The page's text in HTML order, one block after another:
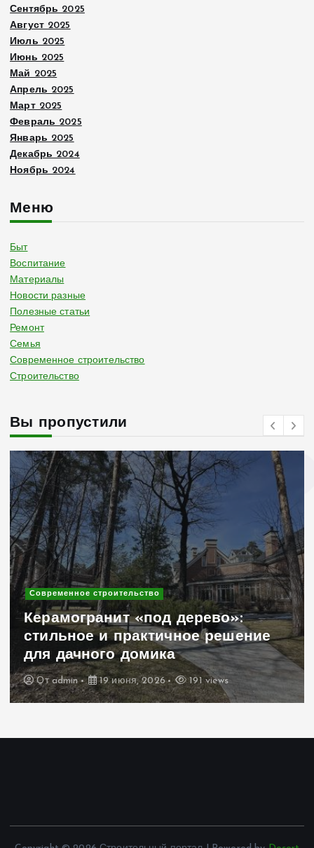
Сентябрь 2025
Август 2025
Июль 2025
Июнь 2025
Май 2025
Апрель 2025
Март 2025
Февраль 2025
Январь 2025
Декабрь 2024
Ноябрь 2024
Меню
Быт
Воспитание
Материалы
Новости разные
Полезные статьи
Ремонт
Семья
Современное строительство
Строительство
Вы пропустили
Современное строительство
Керамогранит «под дерево»:
стильное и практичное решение
для дачного домика
Отadmin 19 июня, 2026 191 views